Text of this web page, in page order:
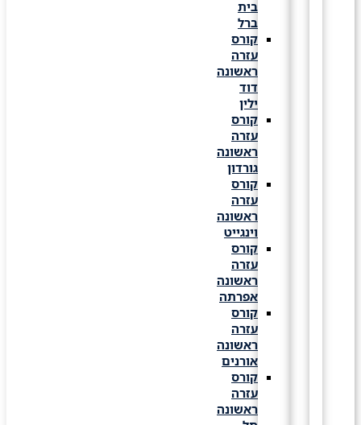
קורס
עזרה
ראשונה
קורס
עזרה
ראשונה
גורדון
קורס
עזרה
ראשונה
וינגייט
קורס
עזרה
ראשונה
אפרתה
קורס
עזרה
ראשונה
אורנים
קורס
עזרה
ראשונה